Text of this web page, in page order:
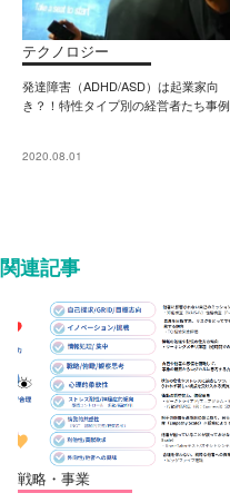
テクノロジー
発達障害（ADHD/ASD）は起業家向
き？！特性タイプ別の経営者たち事例
2020.08.01
関連記事
戦略・事業